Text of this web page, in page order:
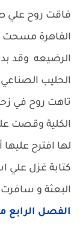
فاقت روح علي
القاهرة مسحت
الرضيعه وقد
الحليب
تاهت روح في
الكلية وقصت
لها افترح
كتابة غزل علي
البعثة و سافرت
الفصل الرابع